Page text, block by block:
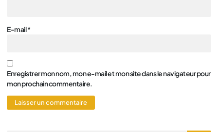
E-mail*
Enregistrer mon nom, mon e-mail et mon site dans le navigateur pour
mon prochain commentaire.